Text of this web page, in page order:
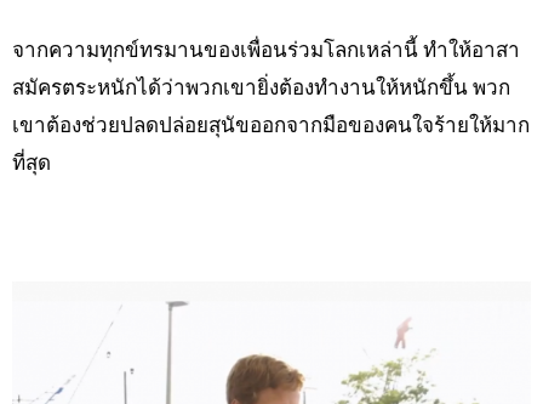
จากความทุกข์ทรมานของเพื่อนร่วมโลกเหล่านี้ ทำให้อาสา
สมัครตระหนักได้ว่าพวกเขายิ่งต้องทำงานให้หนักขึ้น พวก
เขาต้องช่วยปลดปล่อยสุนัขออกจากมือของคนใจร้ายให้มาก
ที่สุด